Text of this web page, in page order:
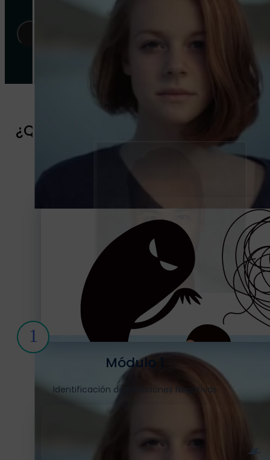
¿Qué Aprenderás en Este Taller?
1
Módulo 1
Identificación de Emociones Negativas